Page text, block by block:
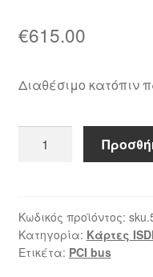
€615.00
Διαθέσιμο κατόπιν
B800P
Κωδικός προϊόντος:
Κατηγορία: Κάρτες
Ετικέτα: PCI bus